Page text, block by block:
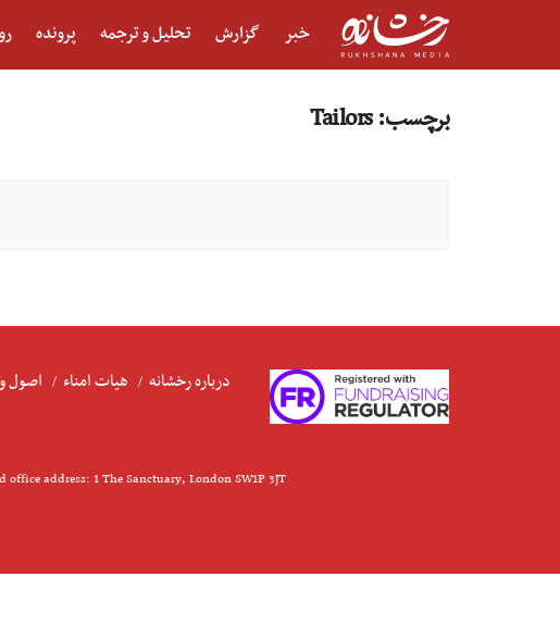
خبر گزارش تحلیل و ترجمه پرونده
برچسب:Tailors
درباره رخشانه هیات امناء اصول
address: 1 The Sanctuary, London SW1P 3JT